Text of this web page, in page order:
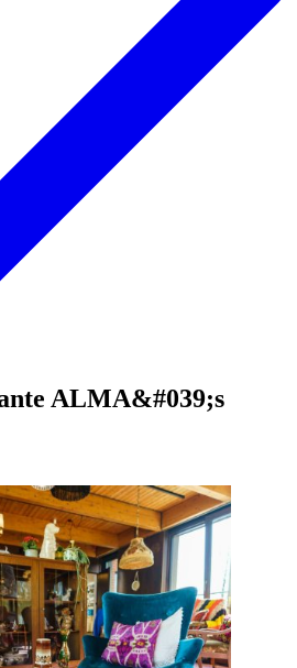
ALMA&#039;s